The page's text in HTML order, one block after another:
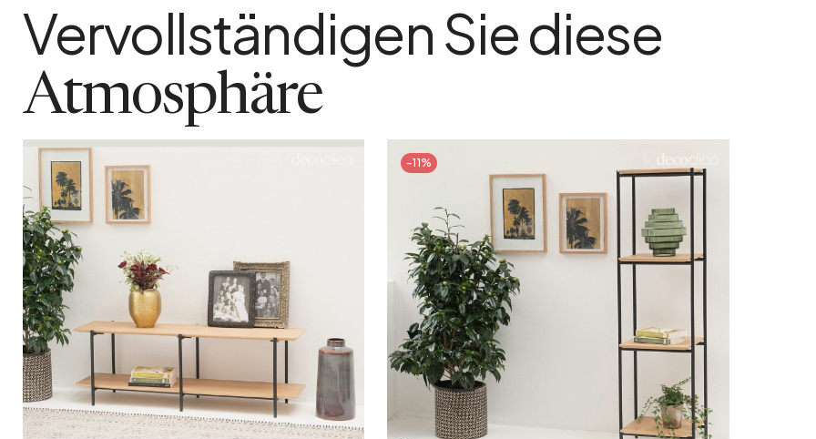
Montiert geliefert
Nein
Detailliertes Material
Eichenfurnier und Metall
Anzahl der Pakete
Paketgewicht
8 kg
Farbvariante
Holz Hell
Vervollständigen Sie diese
Atmosphäre
-11%